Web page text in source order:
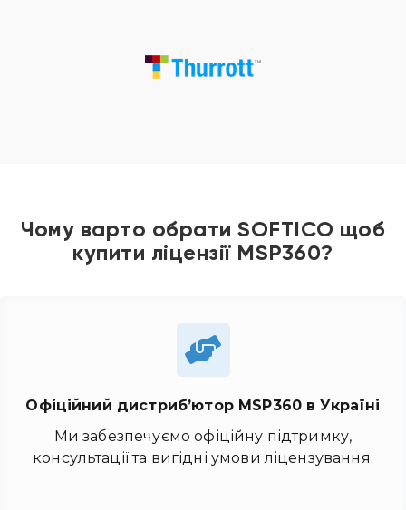
Чому варто обрати SOFTICO щоб
купити ліцензії MSP360?
Офіційний дистриб’юторMSP360 в Україні
Ми забезпечуємо офіційну підтримку,
консультації та вигідні умови ліцензування.